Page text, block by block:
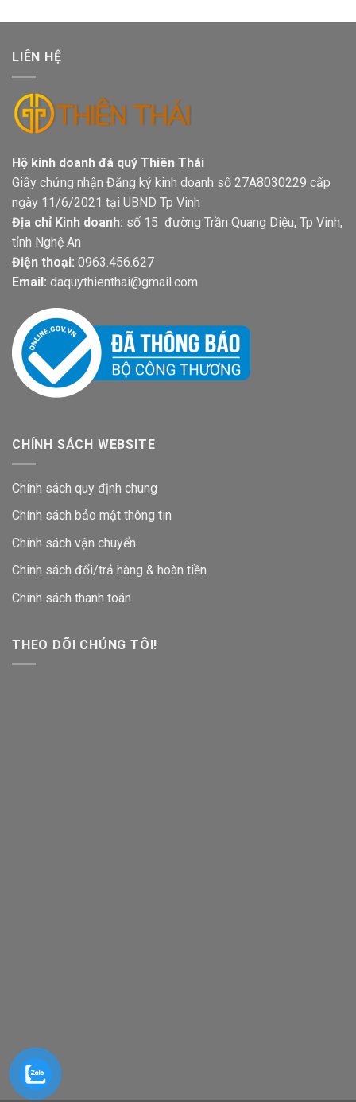
LIÊN HỆ
Hộ kinh doanh đá quý Thiên Thái
Giấy chứng nhận Đăng ký kinh doanh số 27A8030229 cấp
ngày 11/6/2021 tại UBND Tp Vinh
Địa chỉ Kinh doanh: số 15 đường Trần Quang Diệu, Tp Vinh,
tỉnh Nghệ An
Điện thoại: 0963.456.627
Email: daquythienthai@gmail.com
CHÍNH SÁCH WEBSITE
Chính sách quy định chung
Chính sách bảo mật thông tin
Chính sách vận chuyển
Chinh sách đổi/trả hàng & hoàn tiền
Chính sách thanh toán
THEO DÕI CHÚNG TÔI!